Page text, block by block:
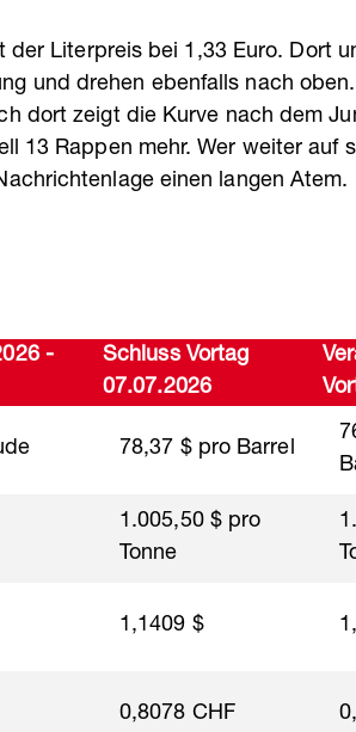
der Literpreis bei 1,33 Euro. Dort
und drehen ebenfalls nach
dort zeigt die Kurve nach dem
13 Rappen mehr. Wer weiter
einen langen Atem.
-
Schluss Vortag
07.07.2026
78,37 $ pro Barrel
1.005,50 $ pro
Tonne
1,1409 $
0,8078 CHF